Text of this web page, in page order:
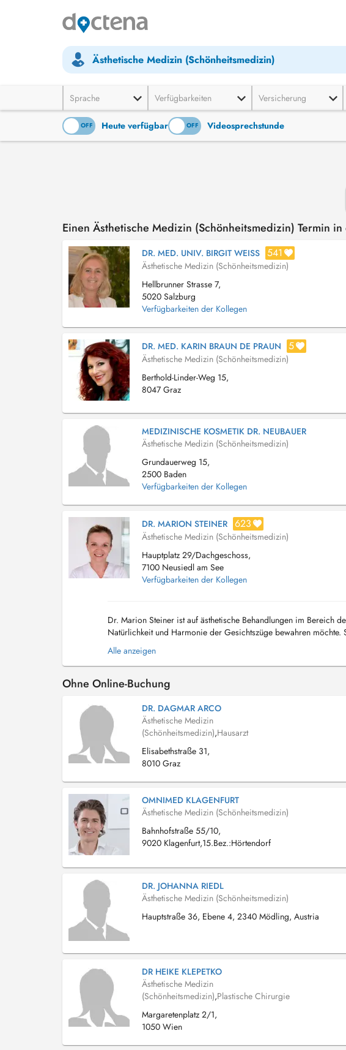
Ästhetische Medizin (Schönheitsmedizin)
Sprache Verfügbarkeiten Versicherung
OFF Heute verfügbar
ON OFF Videosprechstunde
Einen Ästhetische Medizin (Schönheitsmedizin) Termin
DR. MED. UNIV. BIRGIT WEISS 541
Ästhetische Medizin (Schönheitsmedizin)
Hellbrunner Strasse 7,
5020 Salzburg
Verfügbarkeiten der Kollegen
DR. MED. KARIN BRAUN DE PRAUN 5
Ästhetische Medizin (Schönheitsmedizin)
Berthold-Linder-Weg 15,
8047 Graz
MEDIZINISCHE KOSMETIK DR. NEUBAUER
Ästhetische Medizin (Schönheitsmedizin)
Grundauerweg 15,
2500 Baden
Verfügbarkeiten der Kollegen
DR. MARION STEINER 623
Ästhetische Medizin (Schönheitsmedizin)
Hauptplatz 29/Dachgeschoss,
7100 Neusiedl am See
Verfügbarkeiten der Kollegen
Dr. Marion Steiner ist auf ästhetische Behandlungen im Bereich
Natürlichkeit und Harmonie der Gesichtszüge bewahren
die Wünsche und Bedürfnisse ihrer Patientinn...
Alle anzeigen
Ohne Online-Buchung
DR. DAGMAR ARCO
Ästhetische Medizin
(Schönheitsmedizin),Hausarzt
Elisabethstraße 31,
8010 Graz
OMNIMED KLAGENFURT
Ästhetische Medizin (Schönheitsmedizin)
Bahnhofstraße 55/10,
9020 Klagenfurt,15.Bez.:Hörtendorf
DR. JOHANNA RIEDL
Ästhetische Medizin (Schönheitsmedizin)
Hauptstraße 36, Ebene 4, 2340 Mödling, Austria
DR HEIKE KLEPETKO
Ästhetische Medizin
(Schönheitsmedizin),Plastische Chirurgie
Margaretenplatz 2/1,
1050 Wien